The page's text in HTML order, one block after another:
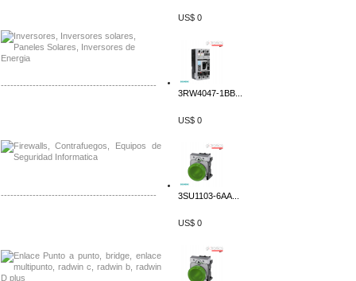
-------------------------------------------------
-------------------------------------------------
US$ 0
3RW4047-1BB...
US$ 0
3SU1103-6AA...
US$ 0